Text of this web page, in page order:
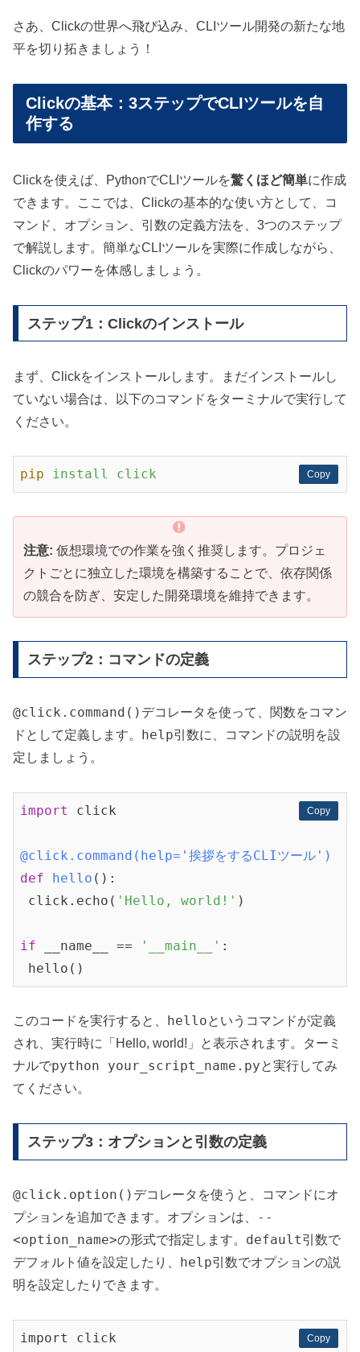
さあ、Clickの世界へ飛び込み、CLIツール開発の新たな地
平を切り拓きましょう！
Clickの基本：3ステップでCLIツールを自
作する
Clickを使えば、PythonでCLIツールを驚くほど簡単に作成
できます。ここでは、Clickの基本的な使い方として、コ
マンド、オプション、引数の定義方法を、3つのステップ
で解説します。簡単なCLIツールを実際に作成しながら、
Clickのパワーを体感しましょう。
ステップ1：Clickのインストール
まず、Clickをインストールします。まだインストールし
ていない場合は、以下のコマンドをターミナルで実行して
ください。
Copy
Copy
pip install click
注意: 仮想環境での作業を強く推奨します。プロジェ
クトごとに独立した環境を構築することで、依存関係
の競合を防ぎ、安定した開発環境を維持できます。
ステップ2：コマンドの定義
@click.command() デコレータを使って、関数をコマン
ドとして定義します。 help引数に、コマンドの説明を設
定しましょう。
Copy
Copy
import click
@click.command(help='挨拶をするCLIツール')
def
hello () :
click.echo( 'Hello, world!' )
if __name__ == '__main__' :
このコードを実行すると、 helloというコマンドが定義
され、実行時に「Hello, world!」と表示されます。ターミ
ナルでpython your_script_name.pyと実行してみ
てください。
ステップ3：オプションと引数の定義
@click.option() デコレータを使うと、コマンドにオ
プションを追加できます。オプションは、
--
<option_name>の形式で指定します。 default引数で
デフォルト値を設定したり、 help引数でオプションの説
明を設定したりできます。
Copy
Copy
import click